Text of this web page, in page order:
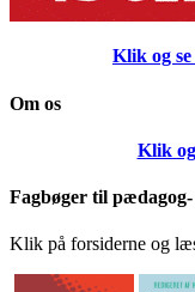
Klik og
Om os
Klik
Fagbøger til pædagog-
Klik på forsiderne og